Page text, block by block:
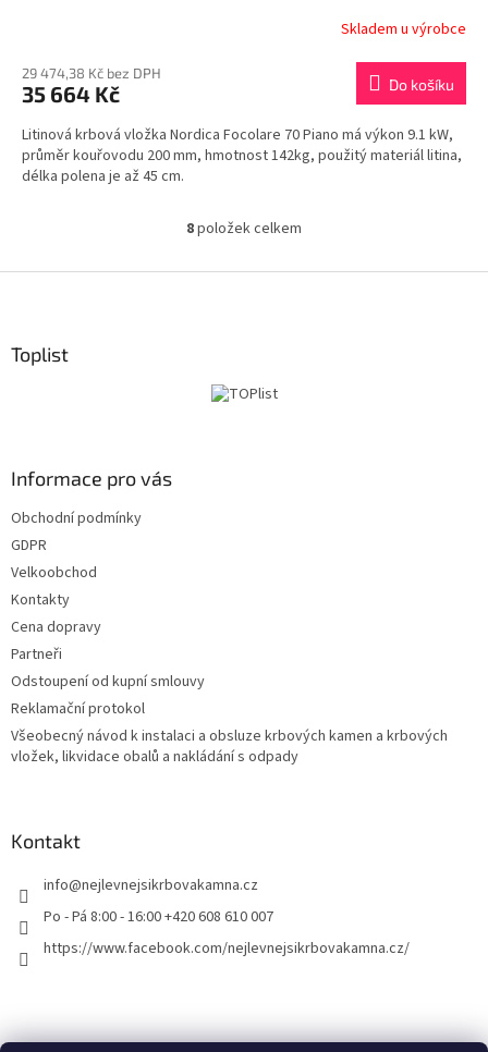
R
M
A
Skladem u výrobce
29 474,38 Kč bez DPH
35 664 Kč Do košíku
Litinová krbová vložka Nordica Focolare 70 Piano má výkon 9.1 kW,
průměr kouřovodu 200 mm, hmotnost 142kg, použitý materiál litina,
délka polena je až 45 cm.
O
l
p
8položek celkem
Toplist
Informace pro vás
Obchodní podmínky
GDPR
Velkoobchod
Kontakty
Cena dopravy
Partneři
Odstoupení od kupní smlouvy
Reklamační protokol
Všeobecný návod k instalaci a obsluze krbových kamen a krbových
vložek, likvidace obalů a nakládání s odpady
Kontakt
info@nejlevnejsikrbovakamna.cz
Po - Pá 8:00 - 16:00 +420 608 610 007
https://www.facebook.com/nejlevnejsikrbovakamna.cz/